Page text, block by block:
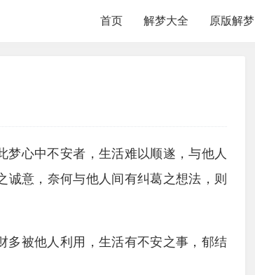
首页 解梦大全 原版解梦
心中不安者，生活难以顺遂，与他人
诚意，奈何与他人间有纠葛之想法，则
多被他人利用，生活有不安之事，郁结